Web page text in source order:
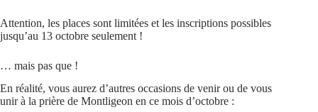
Attention, les places sont limitées et les inscriptions possibles
jusqu’au 13 octobre seulement !
… mais pas que !
En réalité, vous aurez d’autres occasions de venir ou de vous
unir à la prière de Montligeon en ce mois d’octobre :